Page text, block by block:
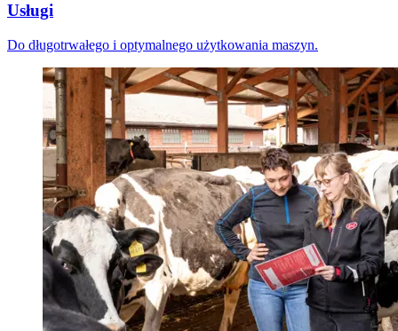
Usługi
Do długotrwałego i optymalnego użytkowania maszyn.